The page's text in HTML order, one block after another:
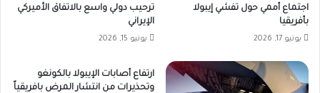
اجتماع أممي حول تفشي إيبولا
بأفريقيا
يونيو 17, 2026
ترحيب دولي واسع بالاتفاق الأميركي
الإيراني
يونيو 15, 2026
ارتفاع أصابات الإيبولا بالكونغو
وتحذيرات من انتشار المرض بافريقياً